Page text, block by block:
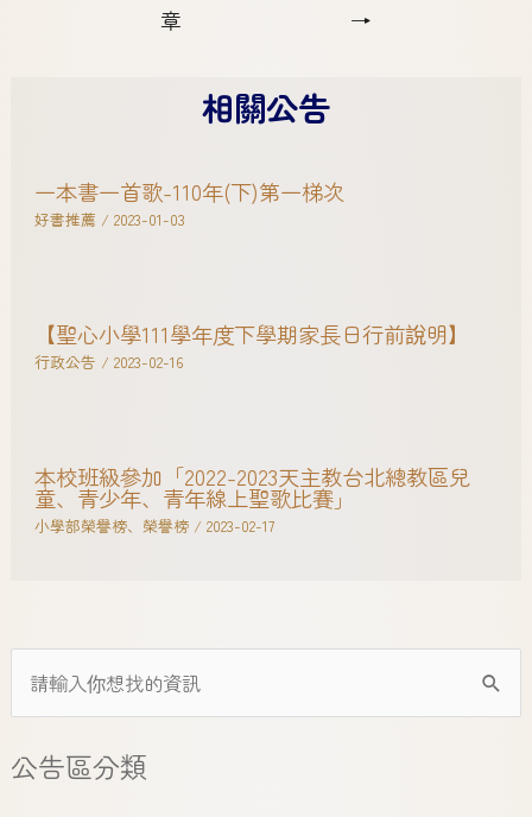
公告區分類
章
→
相關公告
一本書一首歌-110年(下)第一梯次
好書推薦 / 2023-01-03
【聖心小學111學年度下學期家長日行前說明】
行政公告 / 2023-02-16
本校班級參加「2022-2023天主教台北總教區兒
童、青少年、青年線上聖歌比賽」
小學部榮譽榜、 榮譽榜/ 2023-02-17